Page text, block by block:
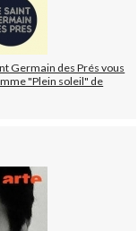
Germain des Prés vous
"Plein soleil" de